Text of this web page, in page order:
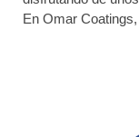
En Omar